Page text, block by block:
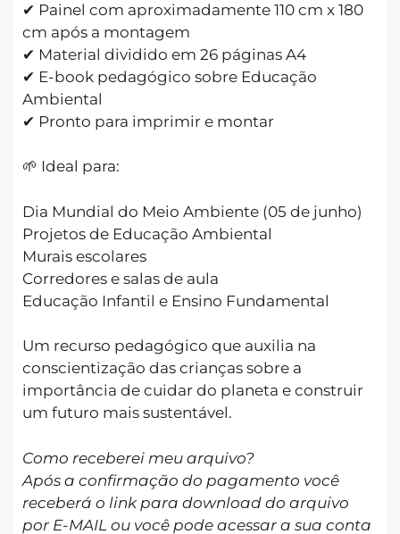
✔ Painel com aproximadamente 110 cm x 180
cm após a montagem
✔ Material dividido em 26 páginas A4
✔ E-book pedagógico sobre Educação
Ambiental
✔ Pronto para imprimir e montar
🌱 Ideal para:
Dia Mundial do Meio Ambiente (05 de junho)
Projetos de Educação Ambiental
Murais escolares
Corredores e salas de aula
Educação Infantil e Ensino Fundamental
Um recurso pedagógico que auxilia na
conscientização das crianças sobre a
importância de cuidar do planeta e construir
um futuro mais sustentável.
Como receberei meu arquivo?
Após a confirmação do pagamento você
receberá o link para download do arquivo
por E-MAIL ou você pode acessar a sua conta